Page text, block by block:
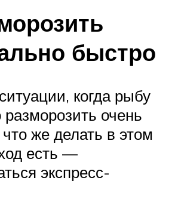
быстро
когда рыбу
очень
же делать в этом
есть —
экспресс-